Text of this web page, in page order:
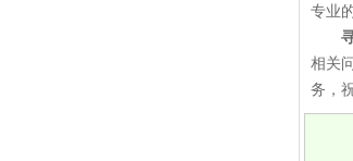
专业
相关
务，